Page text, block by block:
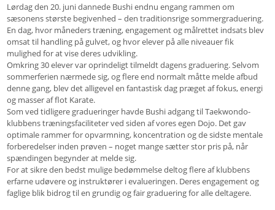
Lørdag den 20. juni dannede Bushi endnu engang rammen om
sæsonens største begivenhed – den traditionsrige sommergraduering.
En dag, hvor måneders træning, engagement og målrettet indsats blev
omsat til handling på gulvet, og hvor elever på alle niveauer fik
mulighed for at vise deres udvikling.
Omkring 30 elever var oprindeligt tilmeldt dagens graduering. Selvom
sommerferien nærmede sig, og flere end normalt måtte melde afbud
denne gang, blev det alligevel en fantastisk dag præget af fokus, energi
og masser af flot Karate.
Som ved tidligere gradueringer havde Bushi adgang til Taekwondo-
klubbens træningsfaciliteter ved siden af vores egen Dojo. Det gav
optimale rammer for opvarmning, koncentration og de sidste mentale
forberedelser inden prøven – noget mange sætter stor pris på, når
spændingen begynder at melde sig.
For at sikre den bedst mulige bedømmelse deltog flere af klubbens
erfarne udøvere og instruktører i evalueringen. Deres engagement og
faglige blik bidrog til en grundig og fair graduering for alle deltagere.